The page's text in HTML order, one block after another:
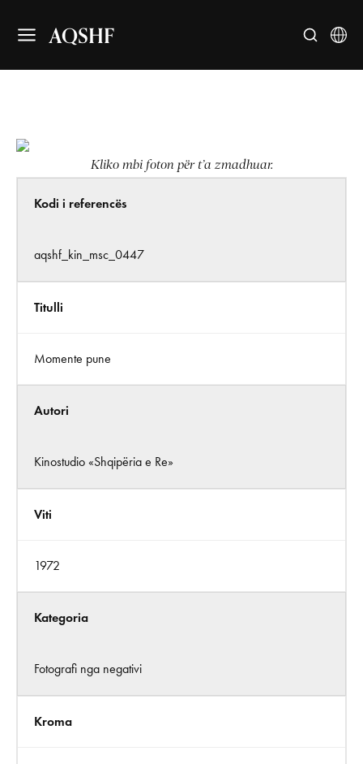
AQSHF
Kliko mbi foton për t’a zmadhuar.
Kodi i referencës
aqshf_kin_msc_0447
Titulli
Momente pune
Autori
Kinostudio «Shqipëria e Re»
Viti
1972
Kategoria
Fotografi nga negativi
Kroma